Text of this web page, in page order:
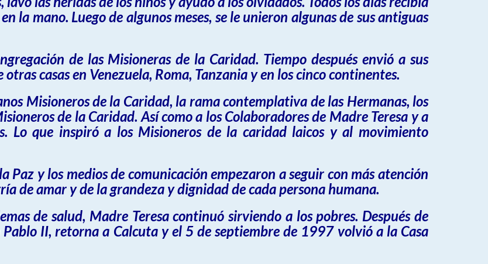
en la mano. Luego de algunos meses, se le unieron algunas de sus antiguas
de las Misioneras de la Caridad. Tiempo después envió a sus
casas en Venezuela, Roma, Tanzania y en loscinco continentes.
Misioneros de la Caridad, la rama contemplativa de las Hermanas, los
de la Caridad. Así como a los Colaboradores de Madre Teresa y a
Lo que inspiró a los Misioneros de la caridad laicos y al movimiento
Paz y los medios de comunicación empezaron a seguir con más atención
de amar y de la grandeza y dignidad de cada persona humana.
de salud, Madre Teresa continuó sirviendo a los pobres. Después de
Pablo II, retorna a Calcuta y el 5 de septiembre de 1997 volvió a la Casa